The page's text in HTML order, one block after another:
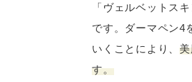
「ヴェルベットス
です。ダーマペン4
いくことにより、
す。